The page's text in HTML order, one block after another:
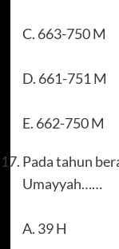
C. 663-750 M
D. 661-751 M
E. 662-750 M
Pada tahun
Umayyah……
A. 39 H